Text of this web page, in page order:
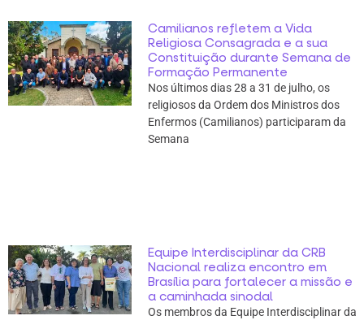
Camilianos refletem a Vida
Religiosa Consagrada e a sua
Constituição durante Semana de
Formação Permanente
Nos últimos dias 28 a 31 de julho, os
religiosos da Ordem dos Ministros dos
Enfermos (Camilianos) participaram da
Semana
Equipe Interdisciplinar da CRB
Nacional realiza encontro em
Brasília para fortalecer a missão e
a caminhada sinodal
Os membros da Equipe Interdisciplinar da